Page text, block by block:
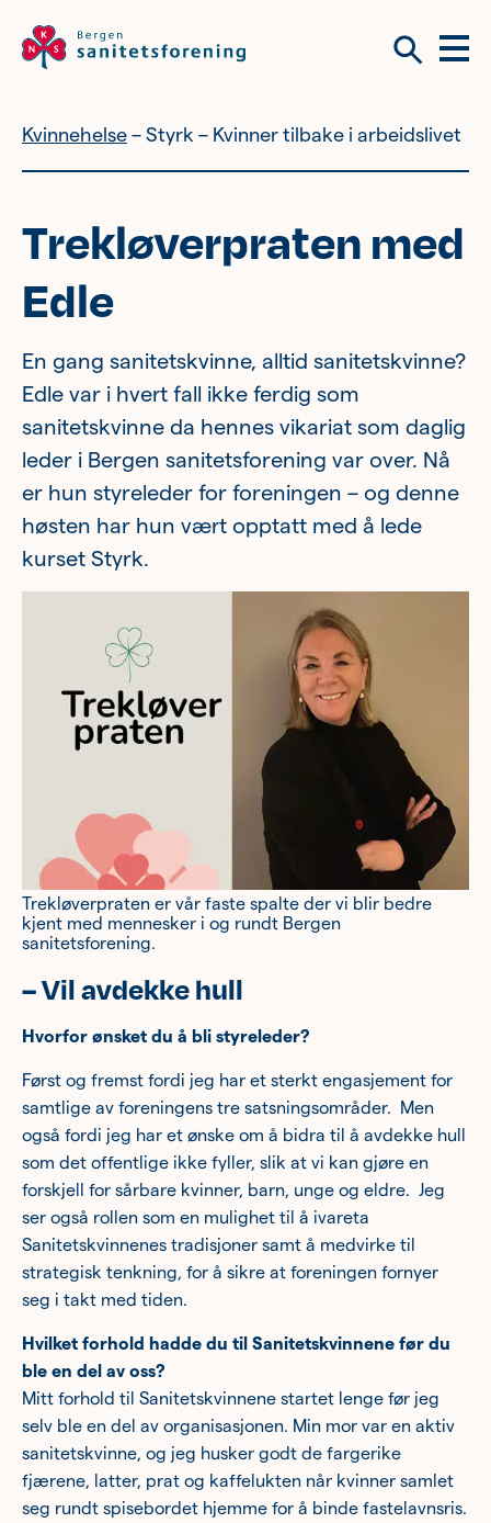
Meny
Vil du bli frivillig? Om tilbudene våre
Vil du bli frivillig?
Bli medlem
Om tilbudene våre
Kvinnehelse
Ung
Eldre
Siste nytt
Samarbeid
Kvinnehelse Styrk – Kvinner tilbake i arbeidslivet
Trekløverpraten med
Edle
En gang sanitetskvinne, alltid sanitetskvinne?
Edle var i hvert fall ikke ferdig som
sanitetskvinne da hennes vikariat som daglig
leder i Bergen sanitetsforening var over. Nå
er hun styreleder for foreningen – og denne
høsten har hun vært opptatt med å lede
kurset Styrk.
Trekløverpraten er vår faste spalte der vi blir bedre
kjent med mennesker i og rundt Bergen
sanitetsforening.
– Vil avdekke hull
Hvorfor ønsket du å bli styreleder?
Først og fremst fordi jeg har et sterkt engasjement for
samtlige av foreningens tre satsningsområder. Men
også fordi jeg har et ønske om å bidra til å avdekke hull
som det offentlige ikke fyller, slik at vi kan gjøre en
forskjell for sårbare kvinner, barn, unge og eldre. Jeg
ser også rollen som en mulighet til å ivareta
Sanitetskvinnenes tradisjoner samt å medvirke til
strategisk tenkning, for å sikre at foreningen fornyer
seg i takt med tiden.
Hvilket forhold hadde du til Sanitetskvinnene før du
ble en del av oss?
Mitt forhold til Sanitetskvinnene startet lenge før jeg
selv ble en del av organisasjonen. Min mor var en aktiv
sanitetskvinne, og jeg husker godt de fargerike
fjærene, latter, prat og kaffelukten når kvinner samlet
seg rundt spisebordet hjemme for å binde fastelavnsris.